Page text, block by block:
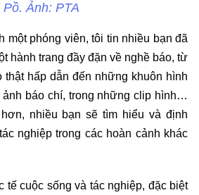
Pồ. Ảnh: PTA
một phóng viên, tôi tin nhiều bạn đã
hành trang đầy đặn về nghề báo, từ
thật hấp dẫn đến những khuôn hình
ảnh báo chí, trong những clip hình…
nhiều bạn sẽ tìm hiểu và định
nghiệp trong các hoàn cảnh khác
tế cuộc sống và tác nghiệp, đặc biệt